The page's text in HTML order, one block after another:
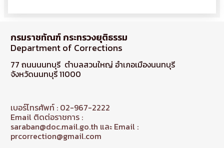
กรมราชทัณฑ์ กระทรวงยุติธรรม
Department of Corrections
77 ถนนนนทบุรี ตำบลสวนใหญ่ อำเภอเมืองนนทบุรี
จังหวัดนนทบุรี 11000
เบอร์โทรศัพท์ : 02-967-2222
Email ติดต่อราชการ :
saraban@doc.mail.go.th และ Email :
prcorrection@gmail.com